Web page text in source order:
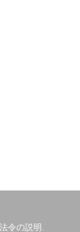
令の説明.